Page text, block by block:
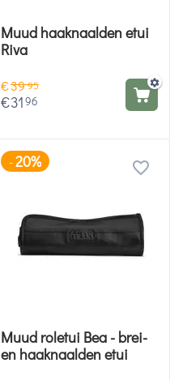
Muud haaknaalden etui
Riva
€3995
€3196
-20%
Muud roletui Bea - brei-
en haaknaalden etui